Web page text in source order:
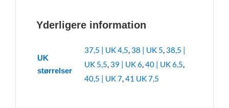
Yderligere information
UK
størrelser
37,5 | UK 4,5, 38 | UK 5, 38,5 |
UK 5,5, 39 | UK 6,40 | UK 6,5,
40,5 | UK 7,41 UK 7,5